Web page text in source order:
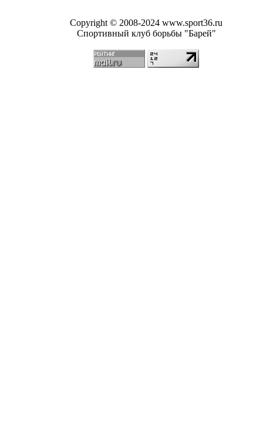
Copyright © 2008-2024 www.sport36.ru
Спортивный клуб борьбы "Барей"